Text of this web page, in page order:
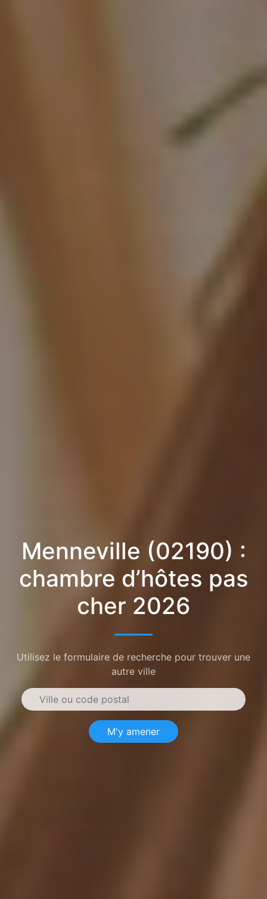
Menneville (02190) :
chambre d’hôtes pas
cher 2026
Utilisez le formulaire de recherche pour trouver une
autre ville
M'y amener